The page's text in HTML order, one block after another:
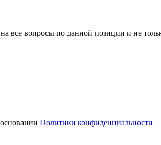
все вопросы по данной позиции и не
Политики конфиденциальности